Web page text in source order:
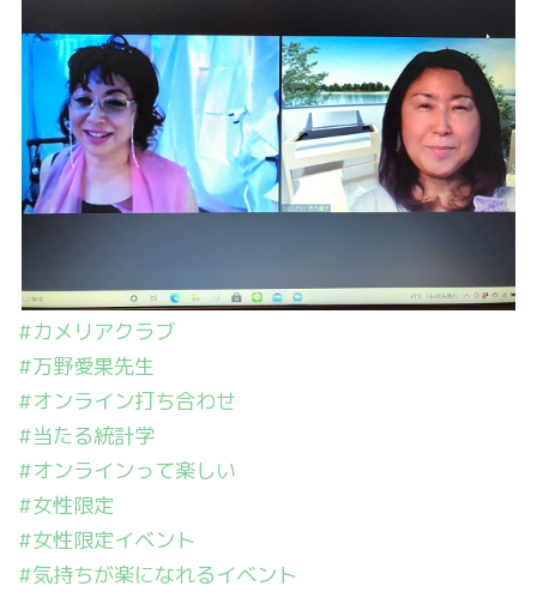
定休日 火・水曜日
#カメリアクラブ
#万野愛果先生
#オンライン打ち合わせ
#当たる統計学
#オンラインって楽しい
#女性限定
#女性限定イベント
#気持ちが楽になれるイベント